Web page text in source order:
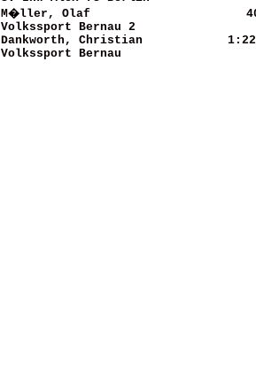
M�ller, Olaf
Volkssport Bernau 2
Dankworth, Christian
Volkssport Bernau